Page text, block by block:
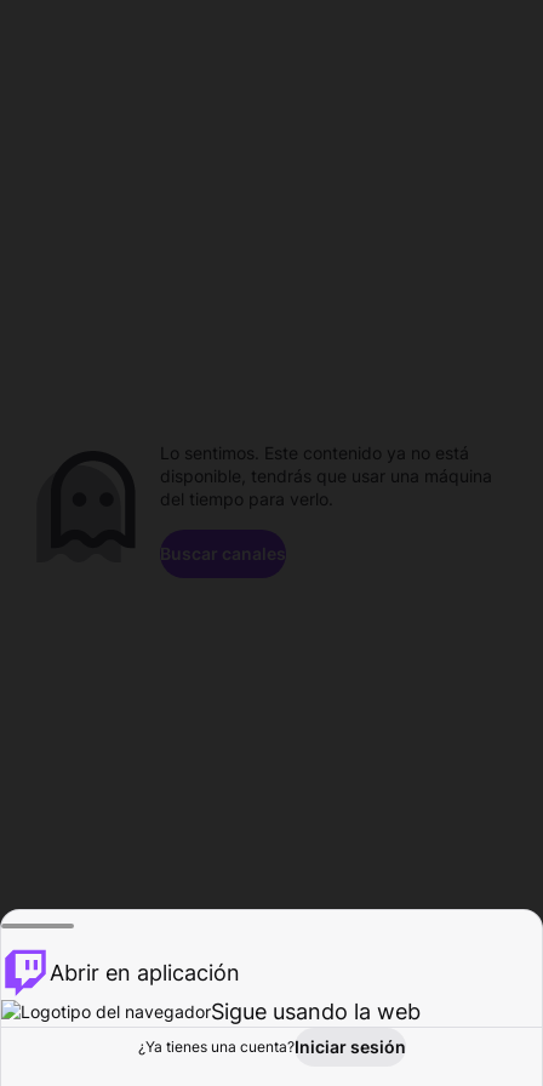
Explorar Actividad
Lo sentimos. Este contenido ya no está
disponible, tendrás que usar una máquina
del tiempo para verlo.
Buscar canales
Abrir en aplicación
Sigue usando la web
¿Ya tienes una cuenta?Iniciar sesión